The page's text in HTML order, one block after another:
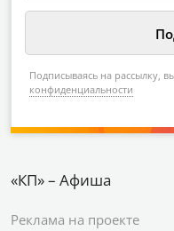
Подписываясь на рассылку,
конфиденциальности
«КП» – Афиша
Реклама на проекте